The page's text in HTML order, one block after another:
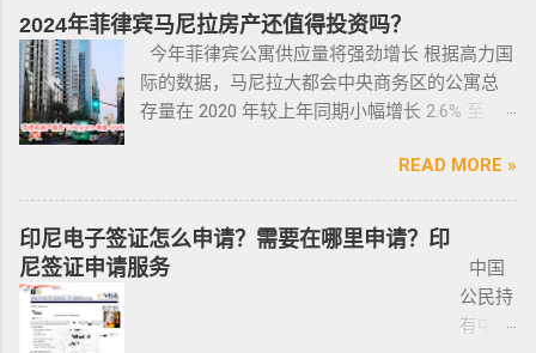
因此而被逮捕。 要求枪支持有者，每两年更新
一次执照，并每四年登记一次枪支。 如果不遵
守，将导致撤销和没收枪支。 续期申请，需要
在该许可证期满之日前六个月内，向菲律宾国
此外还要求，要携带枪支外出的人，必须以合
手枪。 目前共有五种持有枪支的许可证： 类别
1 －最多拥有2支枪 类别 2 -最多拥有5支枪 类别
3 -最多拥有10支枪 类别 4 -最多拥有15支枪 类
了NBI，这2步做好了以后如果不着急走，最长
等待时间是半年。半年内都可以随时走。 菲律
宾做了遣返会是黑名单吗？ 但凡做了遣返都是
黑名单。遣返的流程第一步就是申请驱逐令。
中国人出境被扣护照，被扣护照后面的处理方
式只有遣返。 上了菲律宾黑名单以后怎么再入
境 如果您已经被遣返回去了，并且还想再来菲
律宾的话，那么您可以联系我们帮您洗黑直接
清底，整个周期15个工作日，洗好了以后再入
境不会有任何被拦，包入境的。 如果您需要了
名； 2、第二份合同一般都是一张空白的合同，
只有车行的签字，所以你要核对签字是否一
致，如果可以尽量多要一些签过字的合同，后
面会说为什么； 3、检查CR/OR原件，原件，原
哪里交保险，保险品类； 4、车牌要注意是不是
你取回来再交易，因为现在两年以上的车牌基
本都下来了，如果你不知道去哪里换贴牌也是
比较麻烦的，何况大部分人英语都不太好，贴
牌的车牌号和临时车牌的车牌号不是同一个号
供了一个额外的永居身份，成功获得这些签证
后，不仅能在菲律宾享受更多福利与权益，而
且申请者的原有国籍与原有权益不会受到影
响。 退休移民签证——SRRV
宾退休署(PRA)颁发的移民绿卡，持有者可以自
由出入境，并在菲律宾永居。 申请条件一般
分为两种：现金存款类和房产投资类。 现金
存款类： （1）申请人的年龄需在50岁以上：
一家三口存款2万美元，多一个人需另存款1.5万
美元/人； （2）存款冻结在银行，不能用于
需要提
供
ICARD
人无须
就能做
完报
道。做
2024年菲律宾马尼拉房产还值得投资吗？
今年菲律宾公寓供应量将强劲增长 根据高力国
际的数据，马尼拉大都会中央商务区的公寓总
存量在 2020 年较上年同期小幅增长 2.6% 至
同比增长放缓。由于新冠疫情，2020 年仅交付
了约 3,370 套，低于 2019 年的 11,200套和过去
十年的年均 7,900 套。 ●菲律宾998不动产机构
998 Real Estate 专注于为华人在菲律宾马尼拉
地区提供一站式的期房投资、炒楼花、现房买
卖、房屋租赁、越来越多的华人对菲律宾旅游
投资,菲律宾移民感兴趣,居外网菲律宾房地产网,
READ MORE »
印尼电子签证怎么申请？需要在哪里申请？印
尼签证申请服务
中国
公民持
有中国